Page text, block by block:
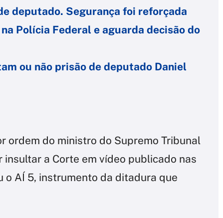
deputado. Segurança foi reforçada
Polícia Federal e aguarda decisão do
ou não prisão de deputado Daniel
ordem do ministro do Supremo Tribunal
a Corte em vídeo publicado nas
o AÍ 5, instrumento da ditadura que